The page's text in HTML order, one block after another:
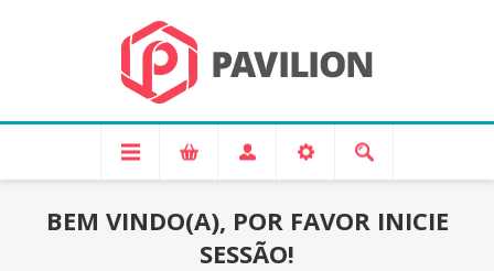
BEM VINDO(A), POR FAVOR INICIE
SESSÃO!